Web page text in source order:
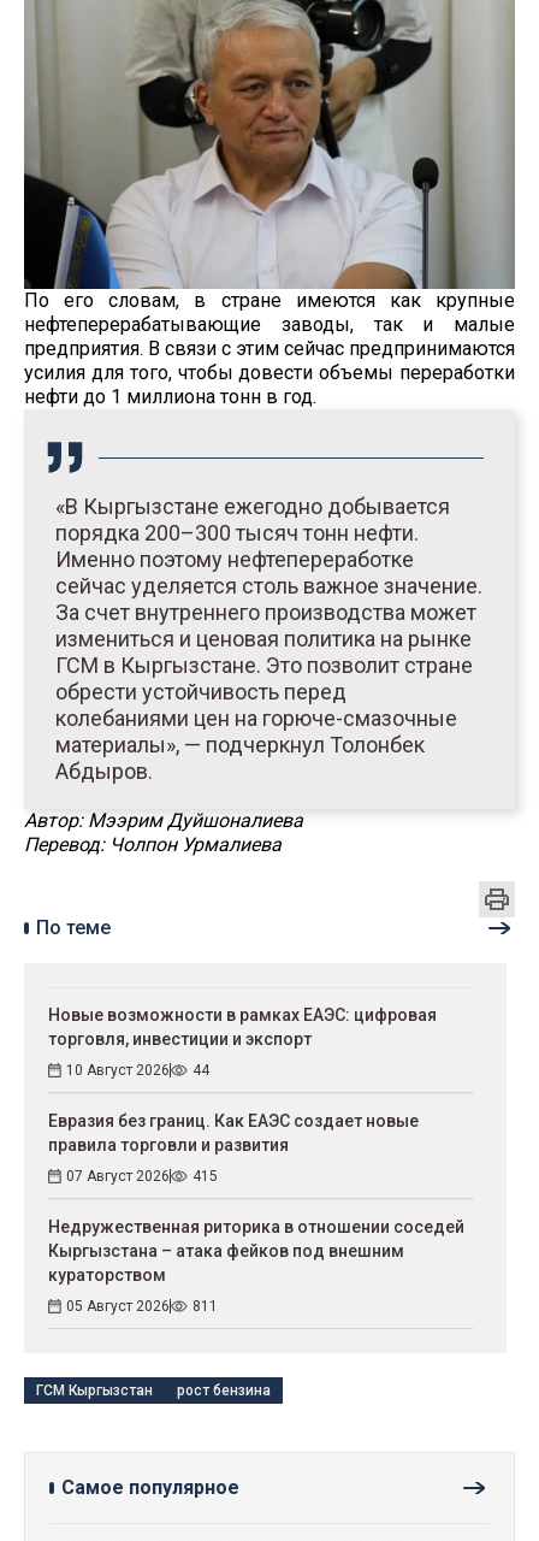
По его словам, в стране имеются как крупные
нефтеперерабатывающие заводы, так и малые
предприятия. В связи с этим сейчас предпринимаются
усилия для того, чтобы довести объемы переработки
нефти до 1 миллиона тонн в год.
«В Кыргызстане ежегодно добывается
порядка 200–300 тысяч тонн нефти.
Именно поэтому нефтепереработке
сейчас уделяется столь важное значение.
За счет внутреннего производства может
измениться и ценовая политика на рынке
ГСМ в Кыргызстане. Это позволит стране
обрести устойчивость перед
колебаниями цен на горюче-смазочные
материалы», — подчеркнул Толонбек
Абдыров.
Автор: Мээрим Дуйшоналиева
Перевод: Чолпон Урмалиева
По теме
Новые возможности в рамках ЕАЭС: цифровая
торговля, инвестиции и экспорт
10 Август 2026 44
Евразия без границ. Как ЕАЭС создает новые
правила торговли и развития
07 Август 2026 415
Недружественная риторика в отношении соседей
Кыргызстана – атака фейков под внешним
кураторством
05 Август 2026 811
ГСМ Кыргызстан рост бензина
Самое популярное